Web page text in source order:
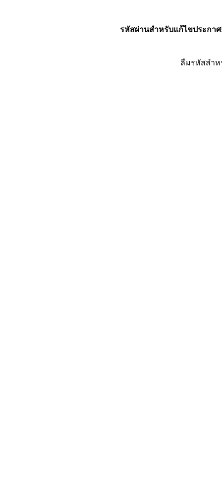
รหัสผ่านสำหรับแก้ไขประกาศ
ลืมรหัสสำ